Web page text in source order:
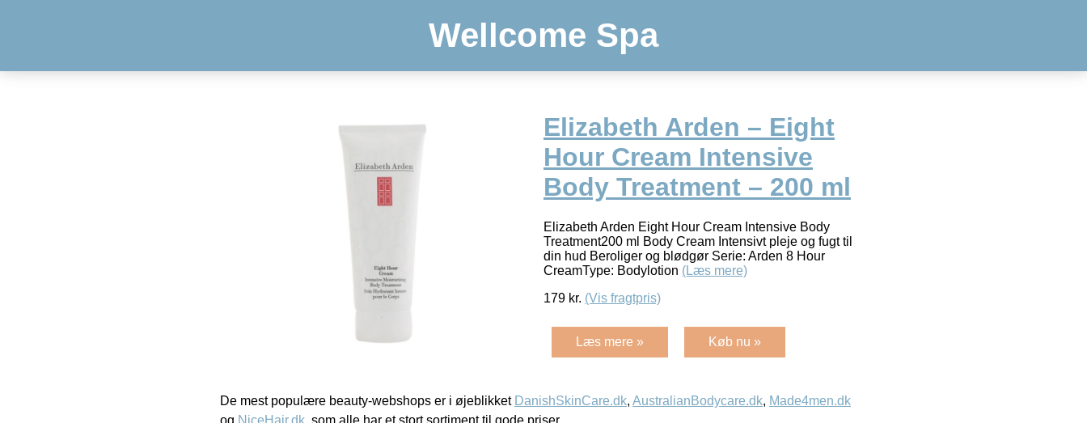
Wellcome Spa
Elizabeth Arden – Eight
Hour Cream Intensive
Body Treatment – 200 ml
Elizabeth Arden Eight Hour Cream Intensive Body
Treatment200 ml Body Cream Intensivt pleje og fugt til
din hud Beroliger og blødgør Serie: Arden 8 Hour
CreamType: Bodylotion (Læs mere)
179 kr. (Vis fragtpris)
Læs mere » Køb nu »
De mest populære beauty-webshops er i øjeblikket DanishSkinCare.dk, AustralianBodycare.dk, Made4men.dk
og NiceHair.dk, som alle har et stort sortiment til gode priser.